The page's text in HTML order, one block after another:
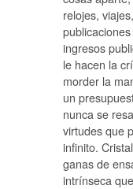
relojes,
ingresos
le hacen la
morder la
un
nunca se
virtudes que
infinito.
ganas de
intrínseca